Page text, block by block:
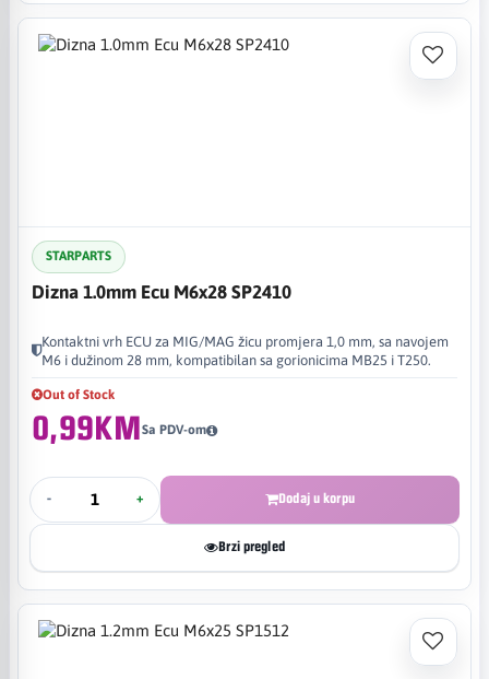
STARPARTS
Dizna 1.0mm Ecu M6x28 SP2410
Kontaktni vrh ECU za MIG/MAG žicu promjera 1,0 mm, sa navojem
M6 i dužinom 28 mm, kompatibilan sa gorionicima MB25 i T250.
Out of Stock
0,99KMSa PDV-om
- + Dodaj u korpu
Brzi pregled